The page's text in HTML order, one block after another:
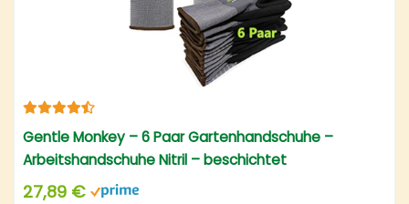
Gentle Monkey – 6 Paar Gartenhandschuhe –
Arbeitshandschuhe Nitril – beschichtet
Schutzhandschuh – Bauhandschuhe – 9/L
27,89 €